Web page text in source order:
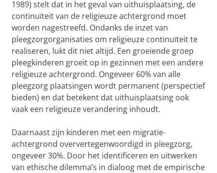
1989) stelt dat in het geval van uithuisplaatsing, de
continuïteit van de religieuze achtergrond moet
worden nagestreefd. Ondanks de inzet van
pleegzorgorganisaties om religieuze continuïteit te
realiseren, lukt dit niet altijd. Een groeiende groep
pleegkinderen groeit op in gezinnen met een andere
religieuze achtergrond. Ongeveer 60% van alle
pleegzorg plaatsingen wordt permanent (perspectief
bieden) en dat betekent dat uithuisplaatsing ook
vaak een religieuze verandering inhoudt.
Daarnaast zijn kinderen met een migratie-
achtergrond oververtegenwoordigd in pleegzorg,
ongeveer 30%. Door het identificeren en uitwerken
van ethische dilemma’s in dialoog met de empirische